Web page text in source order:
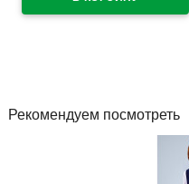
Рекомендуем посмотреть